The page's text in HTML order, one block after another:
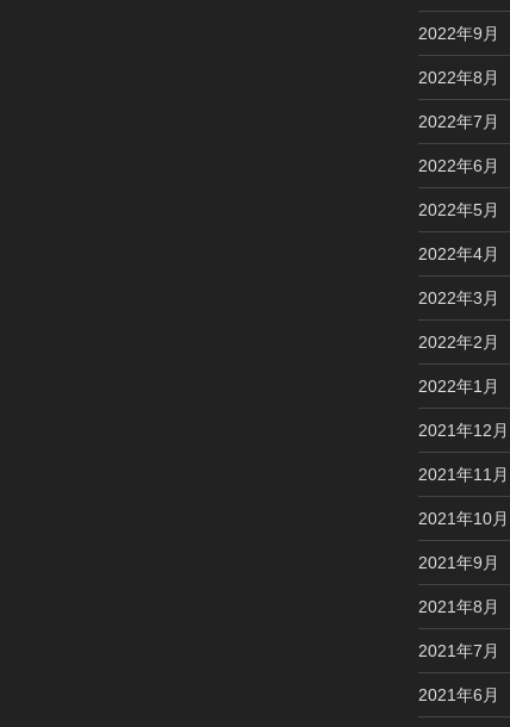
2022年9月
2022年8月
2022年7月
2022年6月
2022年5月
2022年4月
2022年3月
2022年2月
2022年1月
2021年12月
2021年11月
2021年10月
2021年9月
2021年8月
2021年7月
2021年6月